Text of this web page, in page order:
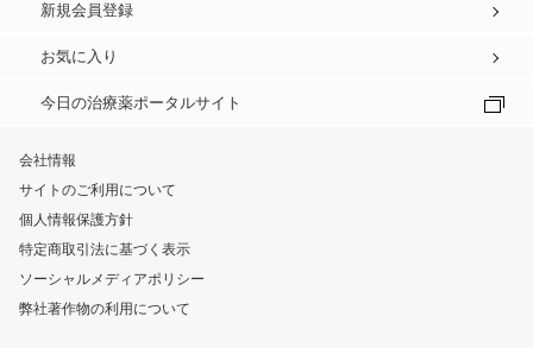
新規会員登録
お気に入り
今日の治療薬ポータルサイト
会社情報
サイトのご利用について
個人情報保護方針
特定商取引法に基づく表示
ソーシャルメディアポリシー
弊社著作物の利用について